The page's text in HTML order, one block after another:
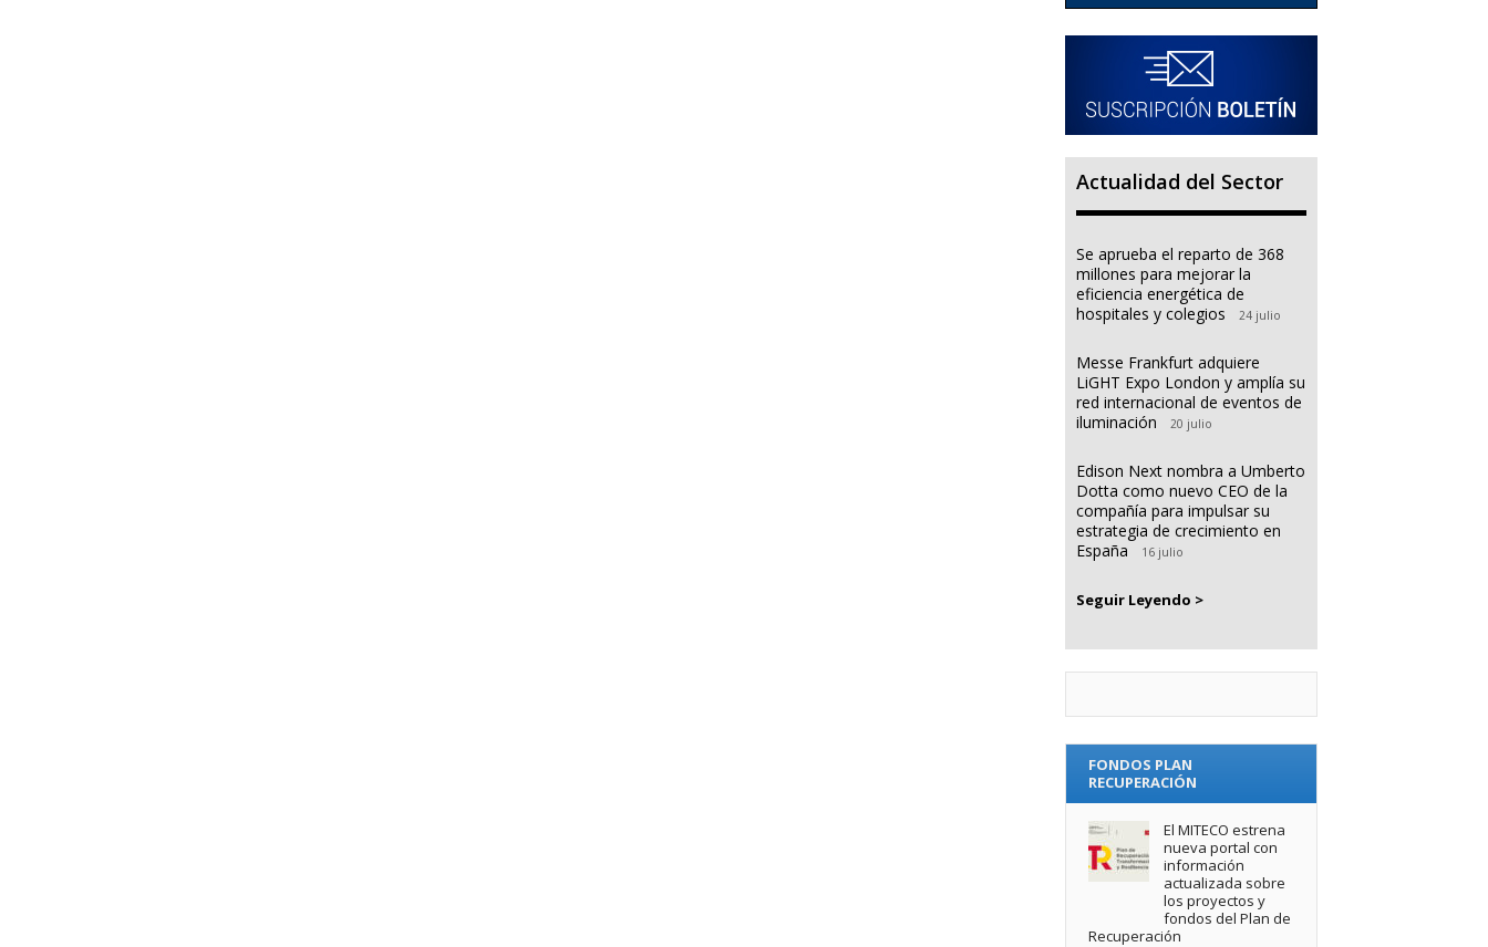
Actualidad del Sector
Se aprueba el reparto de 368
millones para mejorar la
eficiencia energética de
hospitales y colegios
24 julio
Messe Frankfurt adquiere
LiGHT Expo London y amplía su
red internacional de eventos de
iluminación
20 julio
Edison Next nombra a Umberto
Dotta como nuevo CEO de la
compañía para impulsar su
estrategia de crecimiento en
España
16 julio
Seguir Leyendo >
FONDOS PLAN
RECUPERACIÓN
El MITECO estrena
nueva portal con
información
actualizada sobre
los proyectos y
fondos del Plan de
Recuperación